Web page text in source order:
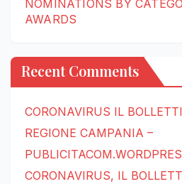
NOMINATIONS BY
AWARDS
Recent Comments
CORONAVIRUS IL
REGIONE CAMPANIA –
CORONAVIRUS, IL